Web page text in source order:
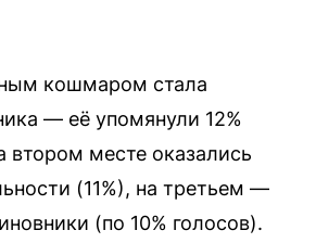
кошмаром стала
— её упомянули 12%
втором месте оказались
(11%), на третьем —
(по 10% голосов).